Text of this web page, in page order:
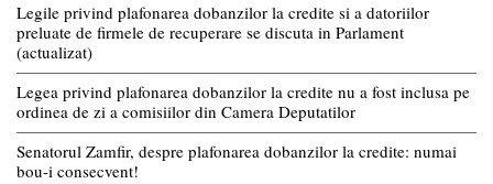
Legile privind plafonarea dobanzilor la credite si a datoriilor
preluate de firmele de recuperare se discuta in Parlament
(actualizat)
Legea privind plafonarea dobanzilor la credite nu a fost inclusa pe
ordinea de zi a comisiilor din Camera Deputatilor
Senatorul Zamfir, despre plafonarea dobanzilor la credite: numai
bou-i consecvent!